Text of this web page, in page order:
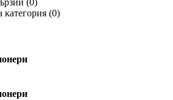
(0)
категория (0)